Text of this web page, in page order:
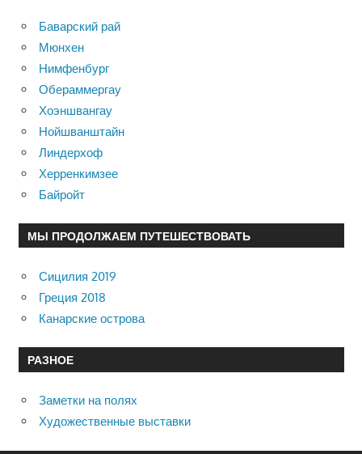
Баварский рай
Мюнхен
Нимфенбург
Обераммергау
Хоэншвангау
Нойшванштайн
Линдерхоф
Херренкимзее
Байройт
МЫ ПРОДОЛЖАЕМ ПУТЕШЕСТВОВАТЬ
Сицилия 2019
Греция 2018
Канарские острова
РАЗНОЕ
Заметки на полях
Художественные выставки